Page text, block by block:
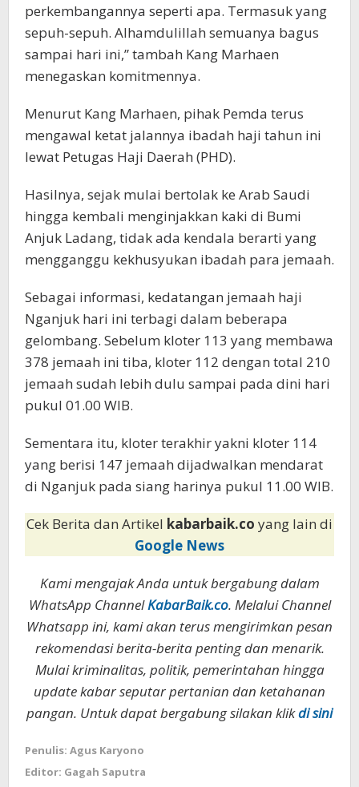
perkembangannya seperti apa. Termasuk yang
sepuh-sepuh. Alhamdulillah semuanya bagus
sampai hari ini,” tambah Kang Marhaen
menegaskan komitmennya.
Menurut Kang Marhaen, pihak Pemda terus
mengawal ketat jalannya ibadah haji tahun ini
lewat Petugas Haji Daerah (PHD).
Hasilnya, sejak mulai bertolak ke Arab Saudi
hingga kembali menginjakkan kaki di Bumi
Anjuk Ladang, tidak ada kendala berarti yang
mengganggu kekhusyukan ibadah para jemaah.
Sebagai informasi, kedatangan jemaah haji
Nganjuk hari ini terbagi dalam beberapa
gelombang. Sebelum kloter 113 yang membawa
378 jemaah ini tiba, kloter 112 dengan total 210
jemaah sudah lebih dulu sampai pada dini hari
pukul 01.00 WIB.
Sementara itu, kloter terakhir yakni kloter 114
yang berisi 147 jemaah dijadwalkan mendarat
di Nganjuk pada siang harinya pukul 11.00 WIB.
Cek Berita dan Artikel kabarbaik.co yang lain di
Google News
Kami mengajak Anda untuk bergabung dalam
WhatsApp ChannelKabarBaik.co. Melalui Channel
Whatsapp ini, kami akan terus mengirimkan pesan
rekomendasi berita-berita penting dan menarik.
Mulai kriminalitas, politik, pemerintahan hingga
update kabar seputar pertanian dan ketahanan
pangan. Untuk dapat bergabung silakan klikdi sini
Penulis: Agus Karyono
Editor: Gagah Saputra